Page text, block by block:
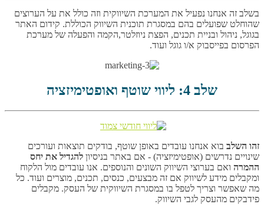
בשלב זה אנחנו נפעיל את המערכת השיווקית וזה כולל את על הערוצים
שהוחלט שפועלים בהם במסגרת תוכנית השיווק הכוללת. קידום האתר
בגוגל, ניהול ובניית תכנים, הפצת ניוזלטר,הקמה והפעלה של מערכת
הפרסום בפייסבוק א/ו גוגל ועוד.
שלב 4: ליווי שוטף ואופטימיזציה
זהו השלב בוא אנחנו עובדים באופן שוטף, בודקים תוצאות ועורכים
שינויים נדרשים (אופטימיזציה) - אם באתר בניסיון להגדיל את יחס
ההמרה ואם בערוצי השיווק השונים והנוספים. אנו עובדים מול הלקוח
ומקבלים מידע לשיווק אם זה מבצעים, כנסים, תכנים, מוצרים ועוד. כל
מה שאפשר וצריך לטפל בו במסגרת השיווקית של העסק. מקבלים
פידבקים מהעסק לגבי השיווק.